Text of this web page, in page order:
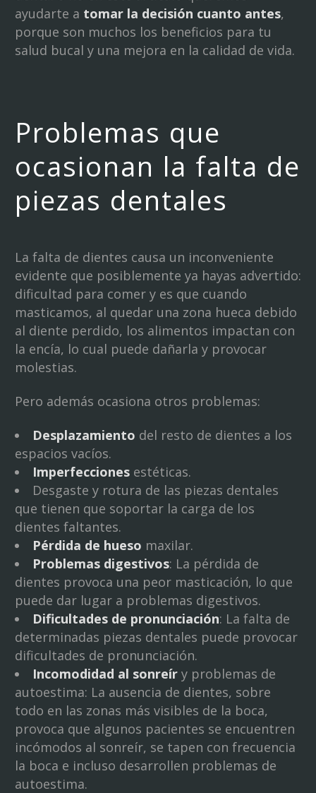
ayudarte a tomar la decisión cuanto antes,
porque son muchos los beneficios para tu
salud bucal y una mejora en la calidad de vida.
Problemas que
ocasionan la falta de
piezas dentales
La falta de dientes causa un inconveniente
evidente que posiblemente ya hayas advertido:
dificultad para comer y es que cuando
masticamos, al quedar una zona hueca debido
al diente perdido, los alimentos impactan con
la encía, lo cual puede dañarla y provocar
molestias.
Pero además ocasiona otros problemas:
Desplazamiento del resto de dientes a los
espacios vacíos.
Imperfeccionesestéticas.
Desgaste y rotura de las piezas dentales
que tienen que soportar la carga de los
dientes faltantes.
Pérdida de hueso maxilar.
Problemas digestivos: La pérdida de
dientes provoca una peor masticación, lo que
puede dar lugar a problemas digestivos.
Dificultades de pronunciación: La falta de
determinadas piezas dentales puede provocar
dificultades de pronunciación.
Incomodidad al sonreíry problemas de
autoestima: La ausencia de dientes, sobre
todo en las zonas más visibles de la boca,
provoca que algunos pacientes se encuentren
incómodos al sonreír, se tapen con frecuencia
la boca e incluso desarrollen problemas de
autoestima.